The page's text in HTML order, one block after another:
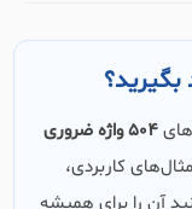
بگیرید؟
504 واژه ضروری
کاربردی،
آن را برای همیشه